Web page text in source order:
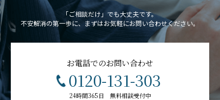
「ご相談だけ」でも大丈夫です。
不安解消の第一歩に、まずはお気軽にお問い合わせください。
お電話でのお問い合わせ
0120-131-303
24時間365日 無料相談受付中